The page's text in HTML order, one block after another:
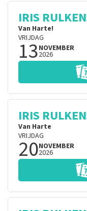
IRIS
Van Harte!
VRIJDAG
13NOVEMBER
2026
IRIS
Van Harte
VRIJDAG
20NOVEMBER
2026